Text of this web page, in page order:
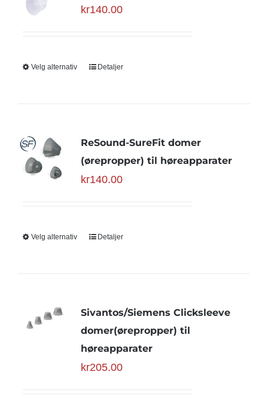
kr140.00
Velg alternativ Detaljer
ReSound-SureFit domer
(ørepropper) til høreapparater
kr140.00
Velg alternativ Detaljer
Sivantos/Siemens Clicksleeve
domer(ørepropper) til
høreapparater
kr205.00